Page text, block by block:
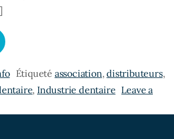
Assemblée Générale 2023 : revivez
Étiqueté association,distributeurs,
, Industrie dentaire Leave a
Générale 2023 : revivez les